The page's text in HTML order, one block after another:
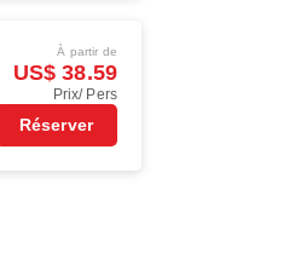
À partir de
US$ 38.59
Prix/ Pers
Réserver